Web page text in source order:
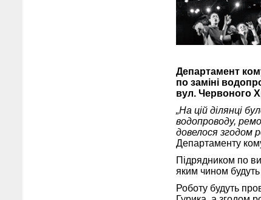
Департамент
по заміні
вул. Червоного
„На цій ділянці
водопроводу,
довелося згодом
Департаменту
Підрядником по
яким чином
Роботу будуть